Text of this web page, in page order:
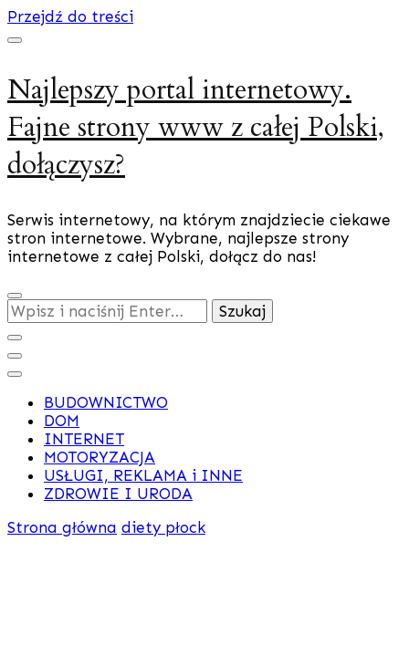
Przejdź do treści
Najlepszy portal internetowy.
Fajne strony www z całej Polski,
dołączysz?
Serwis internetowy, na którym znajdziecie ciekawe
stron internetowe. Wybrane, najlepsze strony
internetowe z całej Polski, dołącz do nas!
Szukasz
czegoś?
BUDOWNICTWO
DOM
INTERNET
MOTORYZACJA
USŁUGI, REKLAMA i INNE
ZDROWIE I URODA
Strona główna diety płock